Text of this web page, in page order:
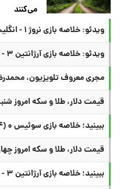
می‌کنند
ویدئو: خلاصه بازی نروژ ۱ - انگلیس ۲
ویدئو: خلاصه بازی آرژانتین ۳ - سوئیس ۱
مجری معروف تلویزیون،
قیمت دلار، طلا و سکه امروز شنبه ۲۰
ببینید؛ خلاصه بازی سوئیس ۰ (۴) - کلمبیا ۰ (۳) در جام جهانی
قیمت دلار، طلا و سکه امروز چهارشنبه ۱۷
ببینید؛ خلاصه بازی آرژانتین ۳ - مصر ۲ در جام جهانی